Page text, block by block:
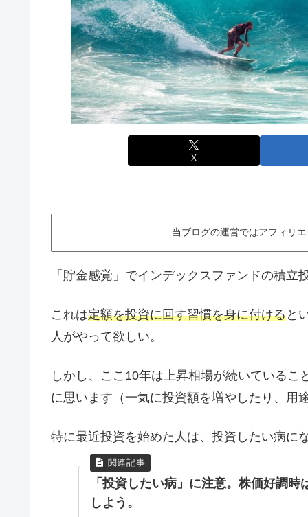
X
当ブログの運営ではアフィリ
「貯金感覚」でインデックスファンドの積立
これは定額を投資に回す習慣を身に付けると
人がやって欲しい。
しかし、ここ10年は上昇相場が続いているこ
に思います（一気に投資額を増やしたり、用
特に最近投資を始めた人は、投資したい病に
「投資したい病」に注意。株価好調
しよう。